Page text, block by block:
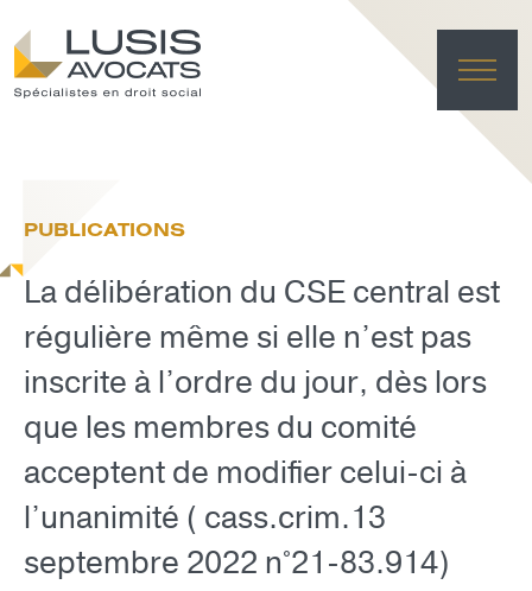
PUBLICATIONS
La délibération du CSE central est
régulière même si elle n’est pas
inscrite à l’ordre du jour, dès lors
que les membres du comité
acceptent de modifier celui-ci à
l’unanimité ( cass.crim.13
septembre 2022 n°21-83.914)